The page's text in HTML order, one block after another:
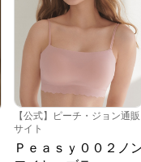
【公式】ピーチ・ジョン通販
サイト
Ｐｅａｓｙ００２ノ